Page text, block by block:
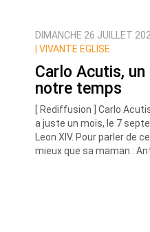
DIMANCHE 26 JUILLET
VIVANTE EGLISE
Carlo Acutis,
notre temps
[ Rediffusion ] Carlo
a juste un mois, le 7
Leon XIV. Pour parler de
mieux que sa maman :